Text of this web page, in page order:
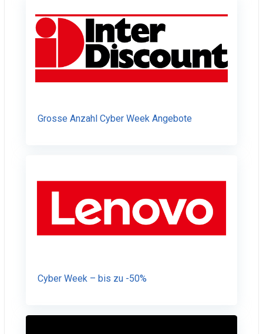
Grosse Anzahl Cyber Week Angebote
Cyber Week – bis zu -50%